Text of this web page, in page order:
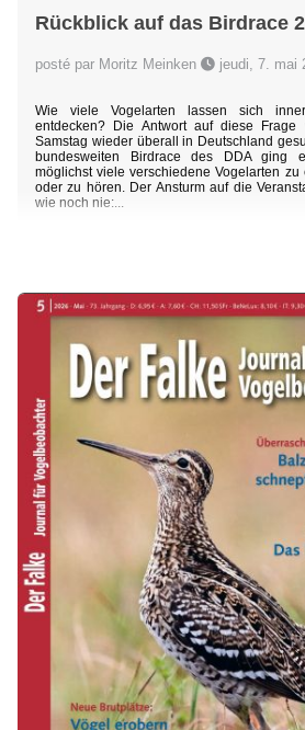
Rückblick auf das Birdrace
posté par Moritz Meinken jeudi, 7. mai
Wie viele Vogelarten lassen sich
entdecken? Die Antwort auf diese Frage
Samstag wieder überall in Deutschland
bundesweiten Birdrace des DDA ging
möglichst viele verschiedene Vogelarten zu
oder zu hören. Der Ansturm auf die
wie noch nie:...